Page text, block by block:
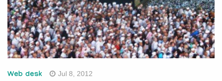
Web desk Jul 8, 2012